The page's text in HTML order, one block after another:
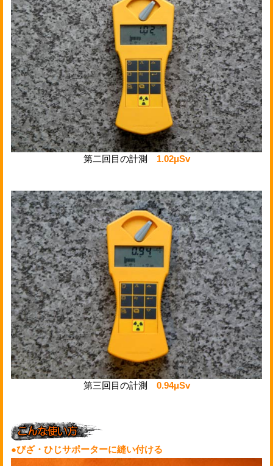
第二回目の計測 1.02μSv
第三回目の計測 0.94μSv
●びざ・ひじサポーターに縫い付ける